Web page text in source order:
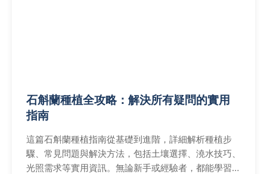
石斛蘭種植全攻略：解決所有疑問的實用
指南
這篇石斛蘭種植指南從基礎到進階，詳細解析種植步
驟、常見問題與解決方法，包括土壤選擇、澆水技巧、
光照需求等實用資訊。無論新手或經驗者，都能學習如